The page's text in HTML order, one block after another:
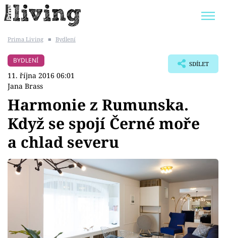
BYDLENÍ SLAVNÝCH
Témata
Bydlení
Zahrada
Sledujte prima+
Prima Living ■ Bydlení
BYDLENÍ
11. října 2016 06:01
Jana Brass
SDÍLET
Harmonie z Rumunska.
Když se spojí Černé moře
a chlad severu